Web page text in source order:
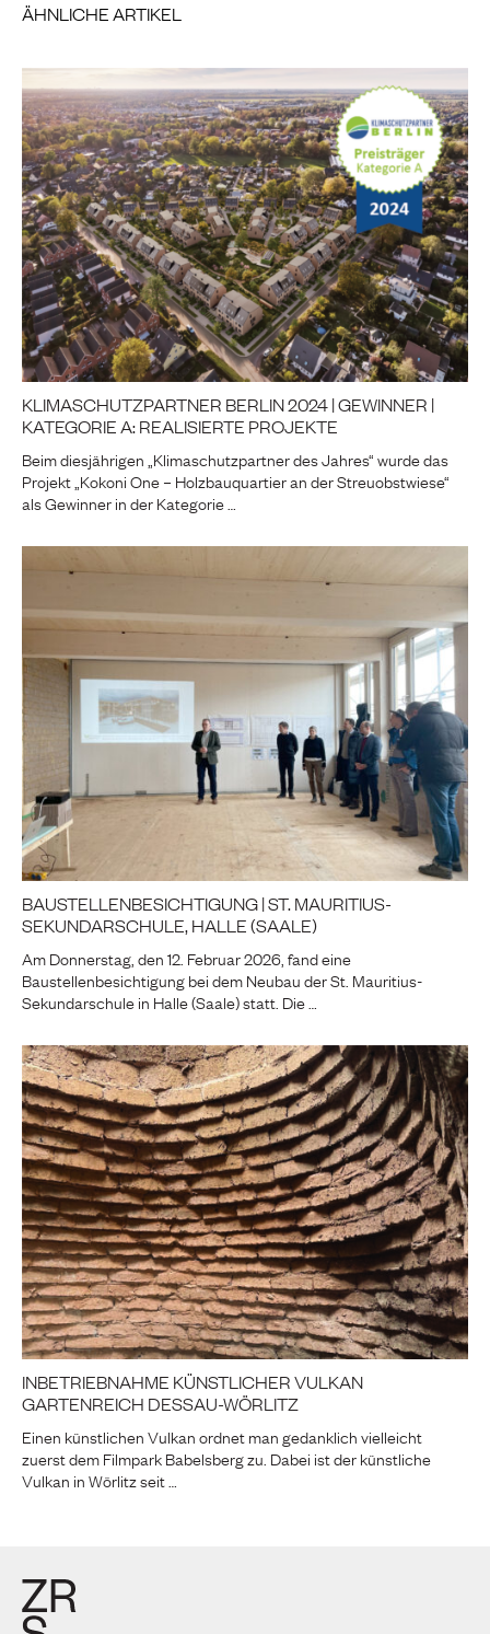
ÄHNLICHE ARTIKEL
KLIMASCHUTZPARTNER BERLIN 2024 | GEWINNER |
KATEGORIE A: REALISIERTE PROJEKTE
Beim diesjährigen „Klimaschutzpartner des Jahres“ wurde das
Projekt „Kokoni One – Holzbauquartier an der Streuobstwiese“
als Gewinner in der Kategorie …
BAUSTELLENBESICHTIGUNG | ST. MAURITIUS-
SEKUNDARSCHULE, HALLE (SAALE)
Am Donnerstag, den 12. Februar 2026, fand eine
Baustellenbesichtigung bei dem Neubau der St. Mauritius-
Sekundarschule in Halle (Saale) statt. Die …
INBETRIEBNAHME KÜNSTLICHER VULKAN
GARTENREICH DESSAU-WÖRLITZ
Einen künstlichen Vulkan ordnet man gedanklich vielleicht
zuerst dem Filmpark Babelsberg zu. Dabei ist der künstliche
Vulkan in Wörlitz seit …